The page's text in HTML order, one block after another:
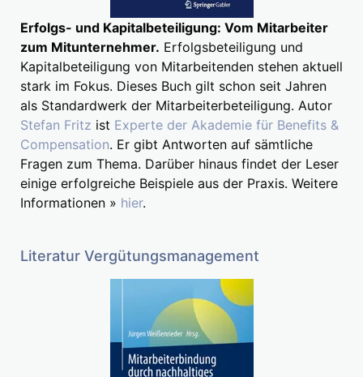
Erfolgs- und Kapitalbeteiligung: Vom Mitarbeiter
zum Mitunternehmer. Erfolgsbeteiligung und
Kapitalbeteiligung von Mitarbeitenden stehen aktuell
stark im Fokus. Dieses Buch gilt schon seit Jahren
als Standardwerk der Mitarbeiterbeteiligung. Autor
Stefan Fritz ist Experte der Akademie für Benefits &
Compensation. Er gibt Antworten auf sämtliche
Fragen zum Thema. Darüber hinaus findet der Leser
einige erfolgreiche Beispiele aus der Praxis. Weitere
Informationen » hier.
Literatur Vergütungsmanagement